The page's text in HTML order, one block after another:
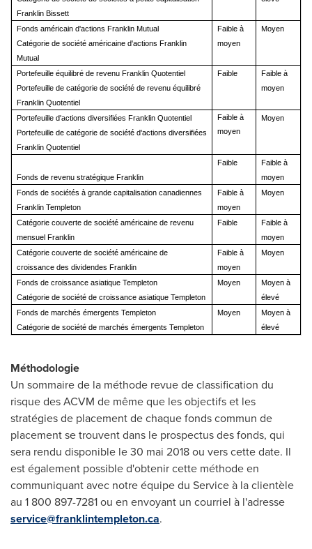
Franklin Bissett
Fonds américain d'actions Franklin Mutual
Catégorie de société américaine d'actions Franklin
Mutual
Faible à
moyen
Moyen
Portefeuille équilibré de revenu Franklin Quotentiel
Portefeuille de catégorie de société de revenu équilibré
Franklin Quotentiel
Faible
Faible à
moyen
Portefeuille d'actions diversifiées Franklin Quotentiel
Portefeuille de catégorie de société d'actions diversifiées
Franklin Quotentiel
Faible à
moyen
Moyen
Fonds de revenu stratégique Franklin
Faible
Faible à
moyen
Fonds de sociétés à grande capitalisation canadiennes
Franklin Templeton
Faible à
moyen
Moyen
Catégorie couverte de société américaine de revenu
mensuel Franklin
Faible
Faible à
moyen
Catégorie couverte de société américaine de
croissance des dividendes Franklin
Faible à
moyen
Moyen
Fonds de croissance asiatique Templeton
Catégorie de société de croissance asiatique Templeton
Moyen
Moyen à
élevé
Fonds de marchés émergents Templeton
Catégorie de société de marchés émergents Templeton
Moyen
Moyen à
élevé
Méthodologie
Un sommaire de la méthode revue de classification du
risque des ACVM de même que les objectifs et les
stratégies de placement de chaque fonds commun de
placement se trouvent dans le prospectus des fonds, qui
sera rendu disponible le 30 mai 2018 ou vers cette date. Il
est également possible d'obtenir cette méthode en
communiquant avec notre équipe du Service à la clientèle
au 1 800 897-7281 ou en envoyant un courriel à l'adresse
service@franklintempleton.ca.